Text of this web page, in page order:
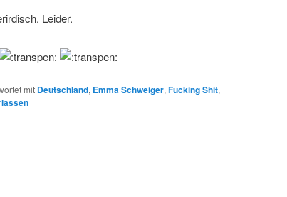
Leider.
mit Deutschland, Emma Schweiger, Fucking Shit,